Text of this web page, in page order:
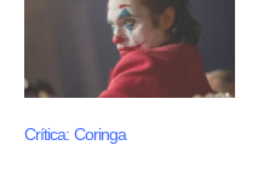
Crítica: Coringa